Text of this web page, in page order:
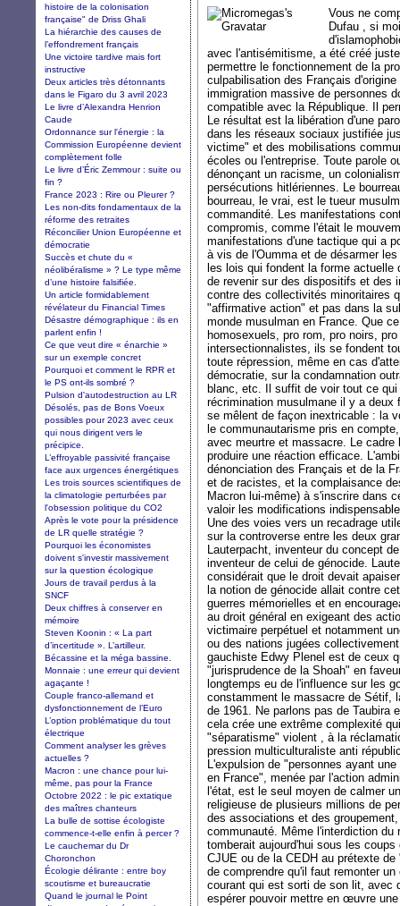
Vous ne
Dufau , si
avec l'antisémitisme, a été créé
permettre le fonctionnement de la
culpabilisation des Français
immigration massive de personnes
compatible avec la République. Il
Le résultat est la libération d'une
dans les réseaux sociaux justifiée
victime" et des mobilisations
écoles ou l'entreprise. Toute parole
dénonçant un racisme, un
persécutions hitlériennes. Le
bourreau, le vrai, est le tueur
commandité. Les manifestations
compromis, comme l'était le
manifestations d'une tactique qui a
à vis de l'Oumma et de désarmer
les lois qui fondent la forme
de revenir sur des dispositifs et des
contre des collectivités minoritaires
"affirmative action" et pas dans la
monde musulman en France. Que
homosexuels, pro rom, pro noirs,
intersectionnalistes, ils se fondent
toute répression, même en cas
démocratie, sur la condamnation
blanc, etc. Il suffit de voir tout ce
récrimination musulmane il y a
se mêlent de façon inextricable : la
le communautarisme pris en
avec meurtre et massacre. Le
produire une réaction efficace.
dénonciation des Français et de la
et de racistes, et la complaisance
Macron lui-même) à s'inscrire dans
valoir les modifications
Une des voies vers un recadrage
sur la controverse entre les deux
Lauterpacht, inventeur du concept
inventeur de celui de génocide.
considérait que le droit devait
la notion de génocide allait contre
guerres mémorielles et en
au droit général en exigeant des
victimaire perpétuel et notamment
ou des nations jugées
gauchiste Edwy Plenel est de ceux
"jurisprudence de la Shoah" en
longtemps eu de l'influence sur les
constamment le massacre de Sétif,
de 1961. Ne parlons pas de Taubira
cela crée une extrême complexité
"séparatisme" violent , à la
pression multiculturaliste anti
L'expulsion de "personnes ayant
en France", menée par l'action
l'état, est le seul moyen de calmer
religieuse de plusieurs millions de
des associations et des
communauté. Même l'interdiction du
tomberait aujourd'hui sous les
CJUE ou de la CEDH au prétexte
de comprendre qu'il faut remonter
courant qui est sorti de son lit, avec
espérer pouvoir mettre en œuvre
histoire de la colonisation
française" de Driss Ghali
La hiérarchie des causes de
l’effondrement français
Une victoire tardive mais fort
instructive
Deux articles très détonnants
dans le Figaro du 3 avril 2023
Le livre d’Alexandra Henrion
Caude
Ordonnance sur l'énergie : la
Commission Européenne devient
complètement folle
Le livre d’Éric Zemmour : suite ou
fin ?
France 2023 : Rire ou Pleurer ?
Les non-dits fondamentaux de la
réforme des retraites
Réconcilier Union Européenne et
démocratie
Succès et chute du «
néolibéralisme » ? Le type même
d’une histoire falsifiée.
Un article formidablement
révélateur du Financial Times
Désastre démographique : ils en
parlent enfin !
Ce que veut dire « énarchie »
sur un exemple concret
Pourquoi et comment le RPR et
le PS ont-ils sombré ?
Pulsion d'autodestruction au LR
Désolés, pas de Bons Voeux
possibles pour 2023 avec ceux
qui nous dirigent vers le
précipice.
L’effroyable passivité française
face aux urgences énergétiques
Les trois sources scientifiques de
la climatologie perturbées par
l'obsession politique du CO2
Après le vote pour la présidence
de LR quelle stratégie ?
Pourquoi les économistes
doivent s'investir massivement
sur la question écologique
Jours de travail perdus à la
SNCF
Deux chiffres à conserver en
mémoire
Steven Koonin : « La part
d’incertitude ». L’artilleur.
Bécassine et la méga bassine.
Monnaie : une erreur qui devient
agaçante !
Couple franco-allemand et
dysfonctionnement de l’Euro
L’option problématique du tout
électrique
Comment analyser les grèves
actuelles ?
Macron : une chance pour lui-
même, pas pour la France
Octobre 2022 : le pic extatique
des maîtres chanteurs
La bulle de sottise écologiste
commence-t-elle enfin à percer ?
Le cauchemar du Dr
Choronchon
Écologie délirante : entre boy
scoutisme et bureaucratie
Quand le journal le Point